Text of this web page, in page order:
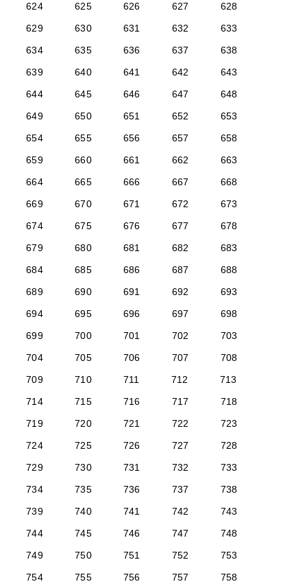
624
625 626 627
628
629
630 631 632
633
634
635 636 637
638
639
640 641 642
643
644
645 646 647
648
649
650 651 652
653
654
655 656 657
658
659
660 661 662
663
664
665 666 667
668
669
670 671 672
673
674
675 676 677
678
679
680 681 682
683
684
685 686 687
688
689
690 691 692
693
694
695 696 697
698
699
700 701 702
703
704
705 706 707
708
709
710 711 712
713
714
715 716 717
718
719
720 721 722
723
724
725 726 727
728
729
730 731 732
733
734
735 736 737
738
739
740 741 742
743
744
745 746 747
748
749
750 751 752
753
754
755 756 757
758